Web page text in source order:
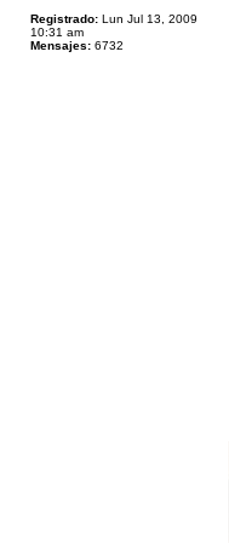
Registrado: Lun Jul 13, 2009
10:31 am
Mensajes: 6732